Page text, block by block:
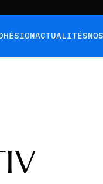
ACTUALITÉS